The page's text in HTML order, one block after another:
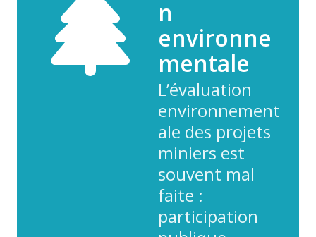
n
environne
mentale
L’évaluation
environnement
ale des projets
miniers est
souvent mal
faite :
participation